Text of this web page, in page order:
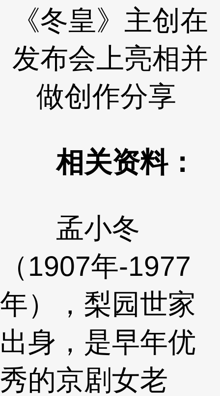
《冬皇》主创在
发布会上亮相并
做创作分享
相关资料：
孟小冬
（1907年-1977
年），梨园世家
出身，是早年优
秀的京剧女老